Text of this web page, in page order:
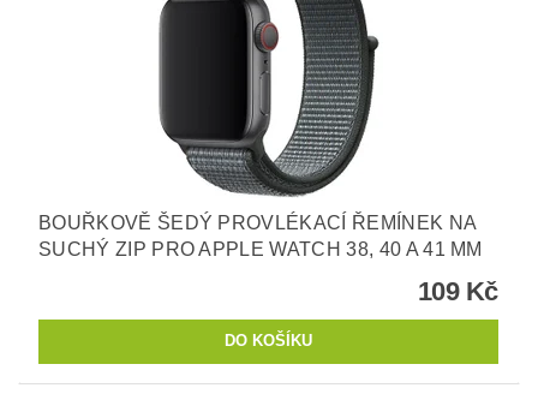
BOUŘKOVĚ ŠEDÝ PROVLÉKACÍ ŘEMÍNEK NA
SUCHÝ ZIP PRO APPLE WATCH 38, 40 A 41 MM
109 Kč